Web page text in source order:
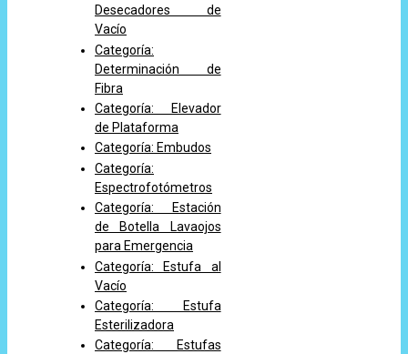
Desecadores de
Vacío
Categoría:
Determinación de
Fibra
Categoría: Elevador
de Plataforma
Categoría: Embudos
Categoría:
Espectrofotómetros
Categoría: Estación
de Botella Lavaojos
para Emergencia
Categoría: Estufa al
Vacío
Categoría: Estufa
Esterilizadora
Categoría: Estufas